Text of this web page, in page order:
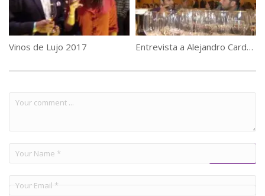
Vinos de Lujo 2017 Entrevista a Alejandro Cardoso